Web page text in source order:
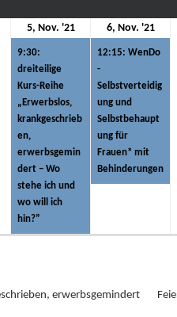
November
2021
5, Nov. '215.
November
2021
(1
Veranstaltung)
9:30:
dreiteilige
Kurs-Reihe
„Erwerbslos,
krankgeschrieb
en,
erwerbsgemin
dert – Wo
stehe ich und
wo will ich
hin?”
6, Nov. '216.(1
12:15: WenDo
-
Selbstverteidig
ung und
Selbstbehaupt
ung für
Frauen* mit
Behinderungen
erwerbsgemindert